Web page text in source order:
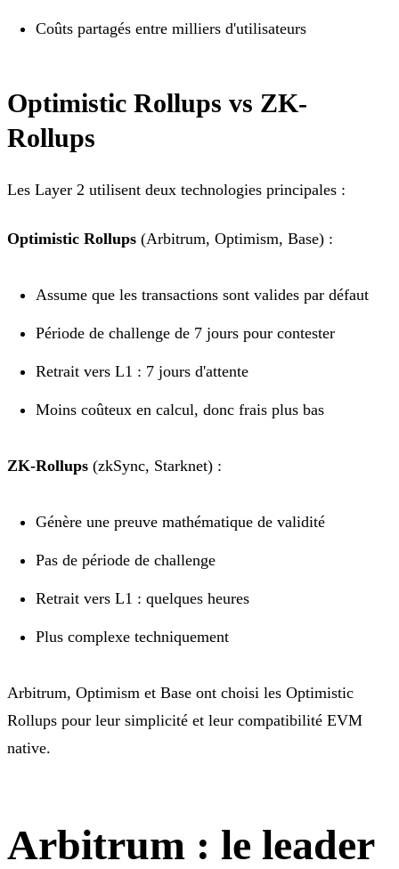
Coûts partagés entre milliers d'utilisateurs
Optimistic Rollups vs ZK-
Rollups
Les Layer 2 utilisent deux technologies principales :
Optimistic Rollups (Arbitrum, Optimism, Base) :
Assume que les transactions sont valides par défaut
Période de challenge de 7 jours pour contester
Retrait vers L1 : 7 jours d'attente
Moins coûteux en calcul, donc frais plus bas
ZK-Rollups (zkSync, Starknet) :
Génère une preuve mathématique de validité
Pas de période de challenge
Retrait vers L1 : quelques heures
Plus complexe techniquement
Arbitrum, Optimism et Base ont choisi les Optimistic
Rollups pour leur simplicité et leur compatibilité EVM
native.
Arbitrum : le leader